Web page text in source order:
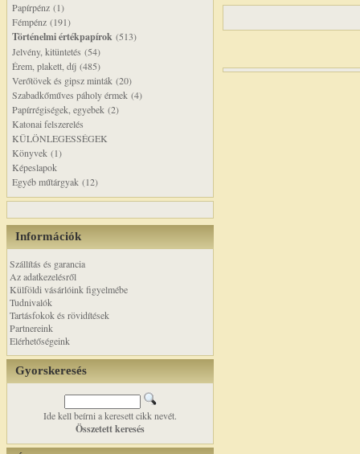
Papírpénz (1)
Fémpénz (191)
Történelmi értékpapírok (513)
Jelvény, kitüntetés (54)
Érem, plakett, díj (485)
Verőtövek és gipsz minták (20)
Szabadkőműves páholy érmek (4)
Papírrégiségek, egyebek (2)
Katonai felszerelés
KÜLÖNLEGESSÉGEK
Könyvek (1)
Képeslapok
Egyéb műtárgyak (12)
Információk
Szállítás és garancia
Az adatkezelésről
Külföldi vásárlóink figyelmébe
Tudnivalók
Tartásfokok és rövidítések
Partnereink
Elérhetőségeink
Gyorskeresés
Ide kell beírni a keresett cikk nevét.
Összetett keresés